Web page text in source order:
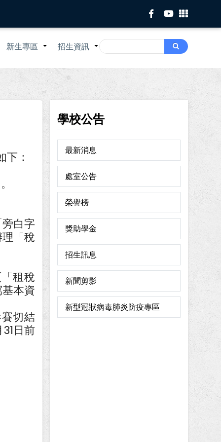
Search
Search
+
新生專區 +
招生資訊
：
白字
「稅
租稅
本資
切結
日前
學校公告
最新消息
處室公告
榮譽榜
獎助學金
招生訊息
新聞剪影
新型冠狀病毒肺炎防疫專區